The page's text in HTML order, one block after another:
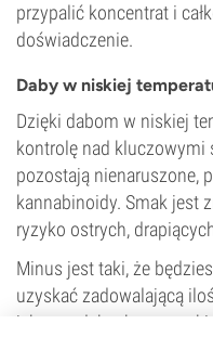
przypalić koncentrat i
doświadczenie.
Daby w niskiej
Dzięki dabom w niskiej
kontrolę nad kluczowymi
pozostają nienaruszone,
kannabinoidy. Smak jest
ryzyko ostrych,
Minus jest taki, że
uzyskać zadowalającą
jak przy dabach w